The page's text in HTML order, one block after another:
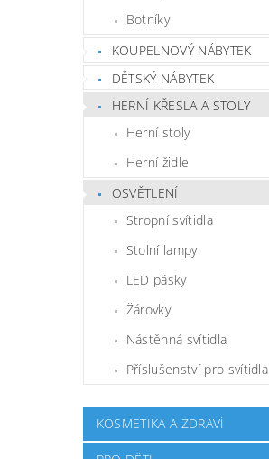
Botníky
KOUPELNOVÝ NÁBYTEK
DĚTSKÝ NÁBYTEK
HERNÍ KŘESLA A STOLY
Herní stoly
Herní židle
OSVĚTLENÍ
Stropní svítidla
Stolní lampy
LED pásky
Žárovky
Nástěnná svítidla
Příslušenství pro svítidla
KOSMETIKA A ZDRAVÍ